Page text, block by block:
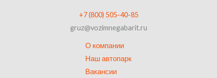
+7 (800) 505-40-85
gruz@vozimnegabarit.ru
О компании
Наш автопарк
Вакансии